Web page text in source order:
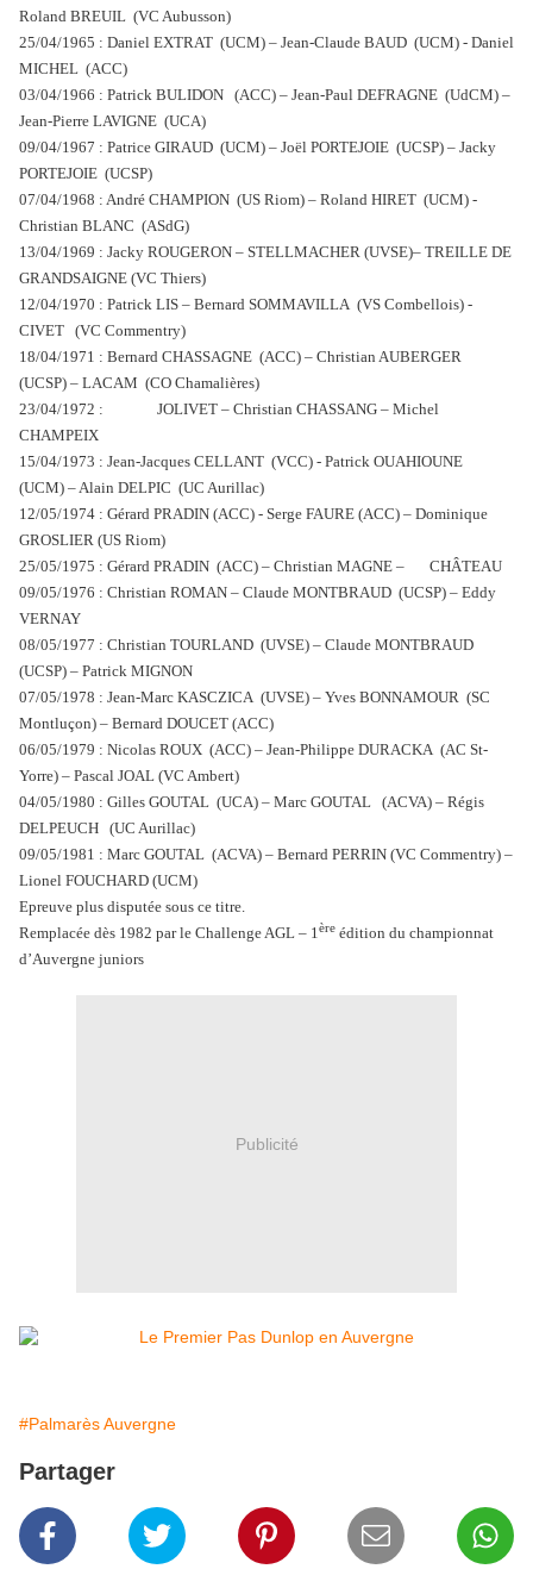
Roland BREUIL (VC Aubusson)
25/04/1965 : Daniel EXTRAT (UCM) – Jean-Claude BAUD (UCM) - Daniel
MICHEL (ACC)
03/04/1966 : Patrick BULIDON (ACC) – Jean-Paul DEFRAGNE (UdCM) –
Jean-Pierre LAVIGNE (UCA)
09/04/1967 : Patrice GIRAUD (UCM) – Joël PORTEJOIE (UCSP) – Jacky
PORTEJOIE (UCSP)
07/04/1968 : André CHAMPION (US Riom) – Roland HIRET (UCM) -
Christian BLANC (ASdG)
13/04/1969 : Jacky ROUGERON – STELLMACHER (UVSE)– TREILLE DE
GRANDSAIGNE (VC Thiers)
12/04/1970 : Patrick LIS – Bernard SOMMAVILLA (VS Combellois) -
CIVET (VC Commentry)
18/04/1971 : Bernard CHASSAGNE (ACC) – Christian AUBERGER
(UCSP) – LACAM (CO Chamalières)
23/04/1972 : JOLIVET – Christian CHASSANG – Michel
CHAMPEIX
15/04/1973 : Jean-Jacques CELLANT (VCC) - Patrick OUAHIOUNE
(UCM) – Alain DELPIC (UC Aurillac)
12/05/1974 : Gérard PRADIN (ACC) - Serge FAURE (ACC) – Dominique
GROSLIER (US Riom)
25/05/1975 : Gérard PRADIN (ACC) – Christian MAGNE – CHÂTEAU
09/05/1976 : Christian ROMAN – Claude MONTBRAUD (UCSP) – Eddy
VERNAY
08/05/1977 : Christian TOURLAND (UVSE) – Claude MONTBRAUD
(UCSP) – Patrick MIGNON
07/05/1978 : Jean-Marc KASCZICA (UVSE) – Yves BONNAMOUR (SC
Montluçon) – Bernard DOUCET (ACC)
06/05/1979 : Nicolas ROUX (ACC) – Jean-Philippe DURACKA (AC St-
Yorre) – Pascal JOAL (VC Ambert)
04/05/1980 : Gilles GOUTAL (UCA) – Marc GOUTAL (ACVA) – Régis
DELPEUCH (UC Aurillac)
09/05/1981 : Marc GOUTAL (ACVA) – Bernard PERRIN (VC Commentry) –
Lionel FOUCHARD (UCM)
Epreuve plus disputée sous ce titre.
Remplacée dès 1982 par le Challenge AGL – 1ère édition du championnat
d’Auvergne juniors
Publicité
#Palmarès Auvergne
Partager